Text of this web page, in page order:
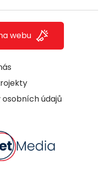
údajů
webu